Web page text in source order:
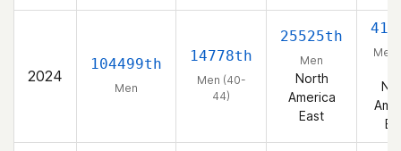
2024
104499th
Men
14778th
Men (40-
44)
25525th
Men
North
America
East
Men